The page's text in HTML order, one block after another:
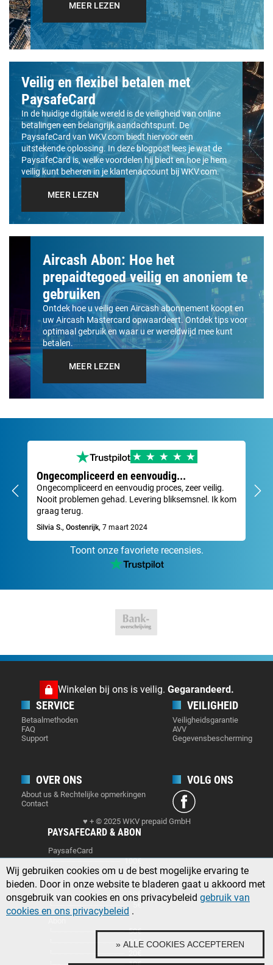
MEER LEZEN
Veilig en flexibel betalen met
PaysafeCard
In de huidige digitale wereld is de veiligheid van online
betalingen een belangrijk aandachtspunt. De
PaysafeCard van WKV.com biedt hiervoor een
uitstekende oplossing. In deze blogpost lees je wat de
PaysafeCard is, welke voordelen hij biedt en hoe je hem
veilig kunt beheren in je klantenaccount bij WKV.com.
MEER LEZEN
Aircash Abon: Hoe het
prepaidtegoed veilig en anoniem te
gebruiken
Ontdek hoe u veilig een Aircash abonnement koopt en
uw Aircash Mastercard opwaardeert. Ontdek tips voor
optimaal gebruik en waar u er wereldwijd mee kunt
betalen.
MEER LEZEN
Ongecompliceerd en eenvoudig...
Ongecompliceerd en eenvoudig proces, zeer veilig.
Nooit problemen gehad. Levering bliksemsnel. Ik kom
graag terug.
Silvia S., Oostenrijk, 7 maart 2024
Toont onze favoriete recensies.
Winkelen bij ons is veilig. Gegarandeerd.
SERVICE
Betaalmethoden
FAQ
Support
VEILIGHEID
Veiligheidsgarantie
AVV
Gegevensbescherming
OVER ONS
About us & Rechtelijke opmerkingen
Contact
VOLG ONS
♥ + © 2025 WKV prepaid GmbH
PAYSAFECARD & ABON
PaysafeCard
100€
50€
25€
10€
50€
25€
Wij gebruiken cookies om u de best mogelijke ervaring te
bieden. Door in onze website te bladeren gaat u akkoord met
onsgebruik van cookies en ons privacybeleid gebruik van
cookies en ons privacybeleid .
» ALLE COOKIES ACCEPTEREN